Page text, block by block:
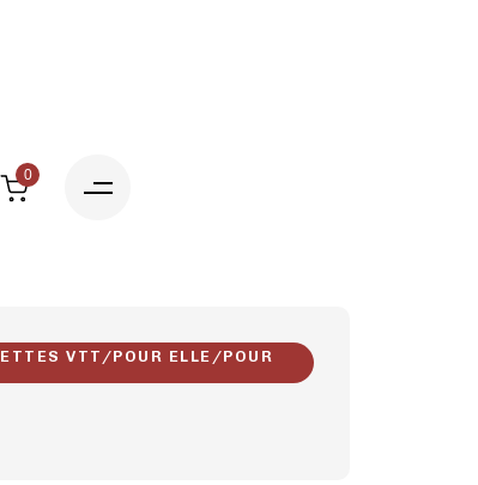
0
VTT /POUR ELLE /POUR